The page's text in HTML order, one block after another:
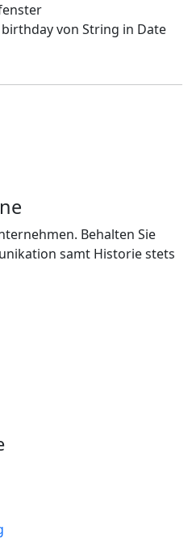
von String in Date
Behalten Sie
samt Historie stets